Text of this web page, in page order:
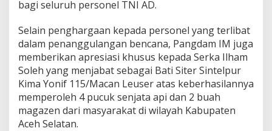
bagi seluruh personel TNI AD.
Selain penghargaan kepada personel yang terlibat
dalam penanggulangan bencana, Pangdam IM juga
memberikan apresiasi khusus kepada Serka Ilham
Soleh yang menjabat sebagai Bati Siter Sintelpur
Kima Yonif 115/Macan Leuser atas keberhasilannya
memperoleh 4 pucuk senjata api dan 2 buah
magazen dari masyarakat di wilayah Kabupaten
Aceh Selatan.